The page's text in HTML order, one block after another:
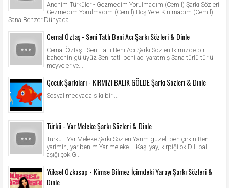
Anonim Türküler - Gezmedim Yorulmadım (Cemil) Şarkı Sözleri
Gezmedim Yorulmadım (Cemil) Boş Yere Kırılmadım (Cemil)
Sana Benzer Dünyada...
Cemal Öztaş - Seni Tatlı Beni Acı Şarkı Sözleri & Dinle
Cemal Öztaş - Seni Tatlı Beni Acı Şarkı Sözleri İkimizde bir
bahçenin gülüyüz Seni tatlı beni acı yaratmış Sana türlü türlü
meyveler ve...
Çocuk Şarkıları - KIRMIZI BALIK GÖLDE Şarkı Sözleri & Dinle
Sosyal medyada sıkı bir ...
Türkü - Yar Meleke Şarkı Sözleri & Dinle
Türkü - Yar Meleke Şarkı Sözleri Yarim güzel, ben çirkin Ben
yarimin, yar benim Yar meleke … Kaşı yay, kirpiği ok Dili bal,
aşığı çok G...
Yüksel Özkasap - Kimse Bilmez İçimdeki Yarayı Şarkı Sözleri &
Dinle